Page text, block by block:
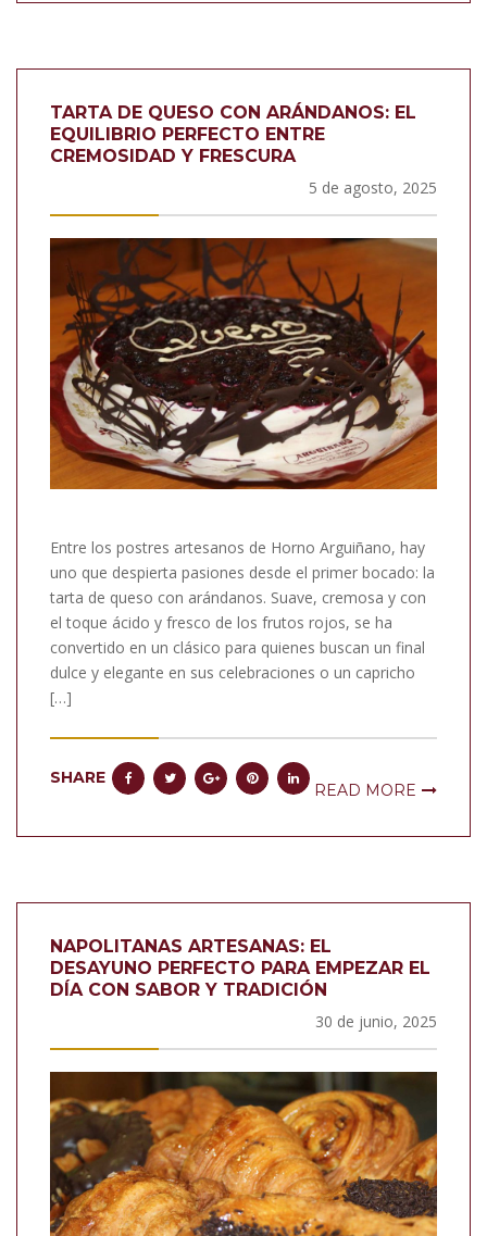
TARTA DE QUESO CON ARÁNDANOS: EL
EQUILIBRIO PERFECTO ENTRE
CREMOSIDAD Y FRESCURA
5 de agosto, 2025
Entre los postres artesanos de Horno Arguiñano, hay
uno que despierta pasiones desde el primer bocado: la
tarta de queso con arándanos. Suave, cremosa y con
el toque ácido y fresco de los frutos rojos, se ha
convertido en un clásico para quienes buscan un final
dulce y elegante en sus celebraciones o un capricho
[…]
SHARE
READ MORE
NAPOLITANAS ARTESANAS: EL
DESAYUNO PERFECTO PARA EMPEZAR EL
DÍA CON SABOR Y TRADICIÓN
30 de junio, 2025